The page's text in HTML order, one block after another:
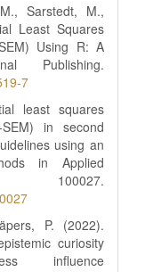
Sarstedt, M.,
Least Squares
Using R: A
Publishing.
7
least squares
in second
using an
in Applied
P. (2022).
curiosity
influence